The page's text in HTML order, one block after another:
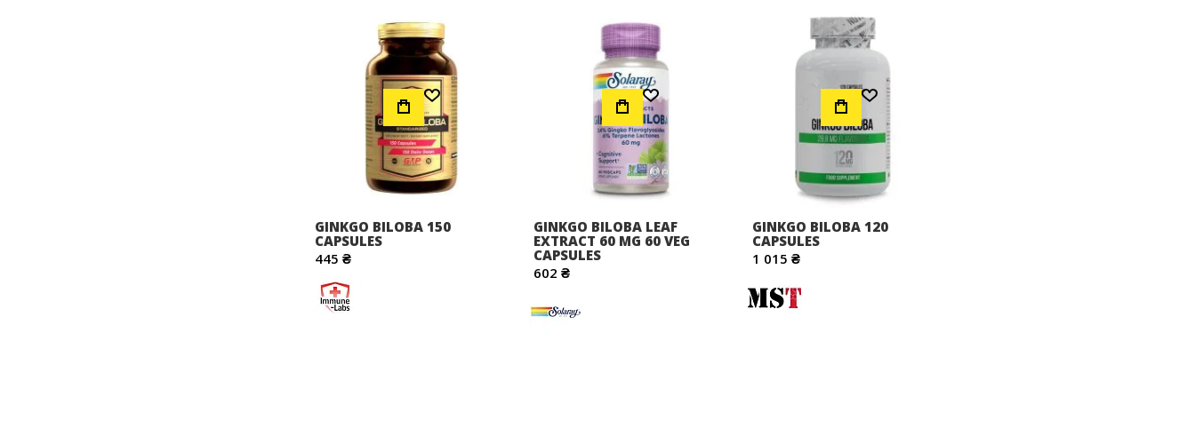
Додати до Списку Бажань
GINKGO BILOBA 150
CAPSULES
445 ₴
Додати до Списку Бажань
GINKGO BILOBA LEAF
EXTRACT 60 MG 60 VEG
CAPSULES
602 ₴
Додати до Списку Бажань
GINKGO BILOBA 120
CAPSULES
1 015 ₴